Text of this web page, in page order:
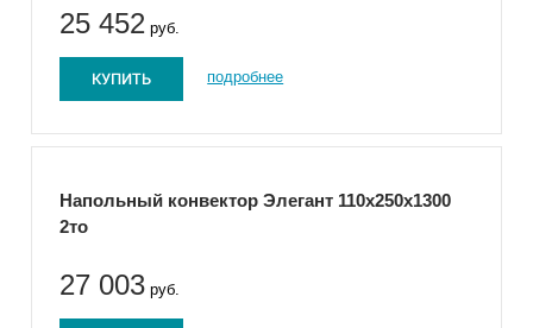
25 452 руб.
КУПИТЬ подробнее
Напольный конвектор Элегант 110x250x1300
2то
27 003 руб.